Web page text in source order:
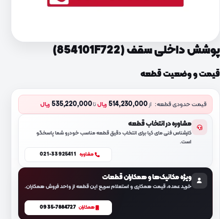
پوشش داخلی سقف (854101F722)
قیمت و وضعیت قطعه
قیمت حدودی قطعه: از514,230,000 ریالتا535,220,000 ریال
مشاوره در انتخاب قطعه
کارشناس فنی مای کیا برای انتخاب دقیق قطعه مناسب خودرو شما پاسخگو
است.
مشاوره 021-33925411
ویژه مکانیک‌ها و همکاران قطعات
خرید عمده، قیمت همکاری و استعلام سریع این قطعه از واحد فروش همکاران.
همکاران 0935-7884727